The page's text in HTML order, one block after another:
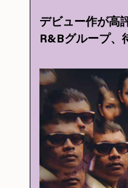
デビュー作が高
R&Bグループ、